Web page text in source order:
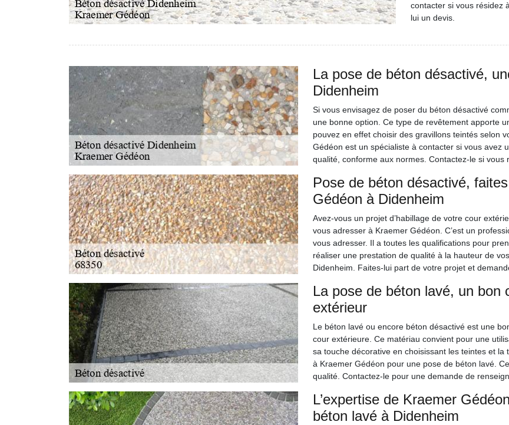
contacter si vous résidez
lui un devis.
La pose de béton désactivé,
Didenheim
Si vous envisagez de poser du béton désactivé
une bonne option. Ce type de revêtement apporte
pouvez en effet choisir des gravillons teintés selon
Gédéon est un spécialiste à contacter si vous avez
qualité, conforme aux normes. Contactez-le si vous
Pose de béton désactivé,
Gédéon à Didenheim
Avez-vous un projet d’habillage de votre cour
vous adresser à Kraemer Gédéon. C’est un
vous adresser. Il a toutes les qualifications pour
réaliser une prestation de qualité à la hauteur de
Didenheim. Faites-lui part de votre projet et
La pose de béton lavé, un bon
extérieur
Le béton lavé ou encore béton désactivé est une
cour extérieure. Ce matériau convient pour une
sa touche décorative en choisissant les teintes et
à Kraemer Gédéon pour une pose de béton lavé.
qualité. Contactez-le pour une demande de
L’expertise de Kraemer
béton lavé à Didenheim